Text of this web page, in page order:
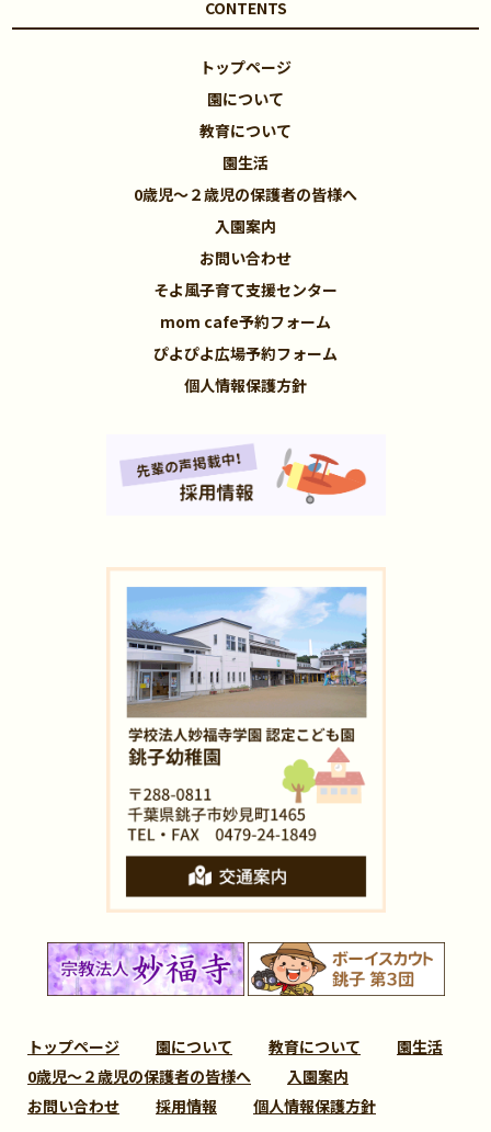
CONTENTS
トップページ
園について
教育について
園生活
0歳児～２歳児の保護者の皆様へ
入園案内
お問い合わせ
そよ風子育て支援センター
mom cafe予約フォーム
ぴよぴよ広場予約フォーム
個人情報保護方針
トップページ 園について 教育について
園生活
0歳児～２歳児の保護者の皆様へ
入園案内
お問い合わせ
採用情報 個人情報保護方針